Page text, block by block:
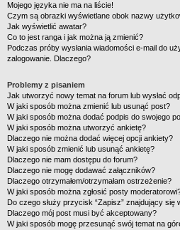
Mojego języka nie ma na liście!
Czym są obrazki wyświetlane obok nazwy
Jak wyświetlić awatar?
Co to jest ranga i jak można ją zmienić?
Podczas próby wysłania wiadomości e-mail do
zalogowanie. Dlaczego?
Problemy z pisaniem
Jak utworzyć nowy temat na forum lub wysłać
W jaki sposób można zmienić lub usunąć post?
W jaki sposób można dodać podpis do swojego
W jaki sposób można utworzyć ankietę?
Dlaczego nie można dodać więcej opcji ankiety?
W jaki sposób zmienić lub usunąć ankietę?
Dlaczego nie mam dostępu do forum?
Dlaczego nie mogę dodawać załączników?
Dlaczego otrzymałem/otrzymałam ostrzeżenie?
W jaki sposób można zgłosić posty
Do czego służy przycisk “Zapisz” znajdujący się
Dlaczego mój post musi być akceptowany?
W jaki sposób mogę przesunąć swój temat na